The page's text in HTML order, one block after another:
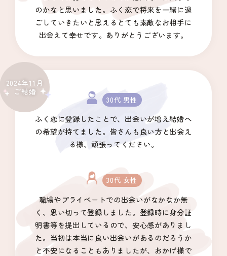
のかなと思いました。ふく恋で将来を一緒に過
ごしていきたいと思えるとても素敵なお相手に
出会えて幸せです。ありがとうございます。
2024年11月
ご結婚
30代 男性
ふく恋に登録したことで、出会いが増え結婚へ
の希望が持てました。皆さんも良い方と出会え
る様、頑張ってください。
30代 女性
職場やプライベートでの出会いがなかなか無
く、思い切って登録しました。登録時に身分証
明書等を提出しているので、安心感がありまし
た。当初は本当に良い出会いがあるのだろうか
と不安になることもありましたが、おかげ様で